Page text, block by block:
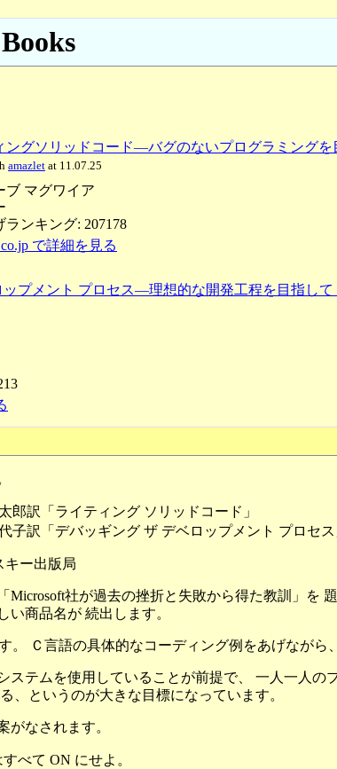
ングソリッドコード—バグのないプログラミング
amazlet at 11.07.25
ブ マグワイア
ランキング: 207178
で詳細を見る
郎訳「ライティング ソリッドコード」
子訳「デバッギング ザ デベロップメント プロセス
キー出版局
Microsoft社が過去の挫折と失敗から得た教訓」を
い商品名が 続出します。
す。 Ｃ言語の具体的なコーディング例をあげなが
ステムを使用していることが前提で、 一人一人
、というのが大きな目標になっています。
がなされます。
べて ON にせよ。